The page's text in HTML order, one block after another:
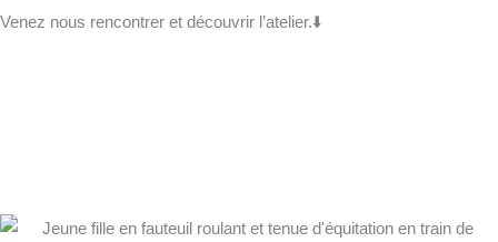
Venez nous rencontrer et découvrir l’atelier.⬇️